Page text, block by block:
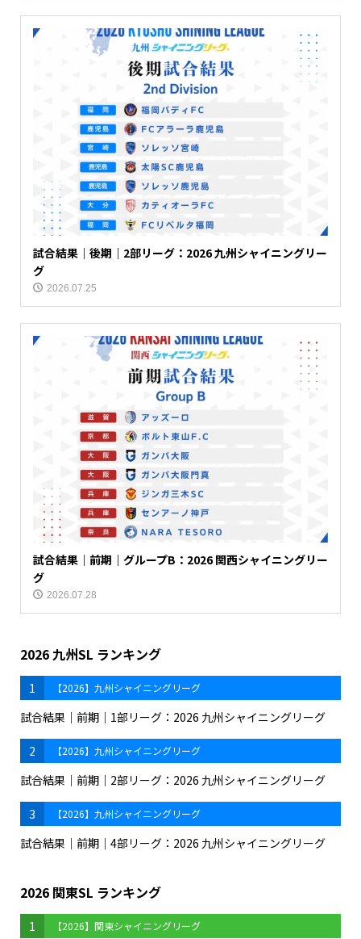
試合結果｜後期｜2部リーグ：2026 九州シャイニングリー
グ
2026.07.25
試合結果｜前期｜グループB：2026 関西シャイニングリー
グ
2026.07.28
2026 九州SL ランキング
1 【2026】九州シャイニングリーグ
試合結果｜前期｜1部リーグ：2026 九州シャイニングリーグ
2 【2026】九州シャイニングリーグ
試合結果｜前期｜2部リーグ：2026 九州シャイニングリーグ
3 【2026】九州シャイニングリーグ
試合結果｜前期｜4部リーグ：2026 九州シャイニングリーグ
2026 関東SL ランキング
1 【2026】関東シャイニングリーグ